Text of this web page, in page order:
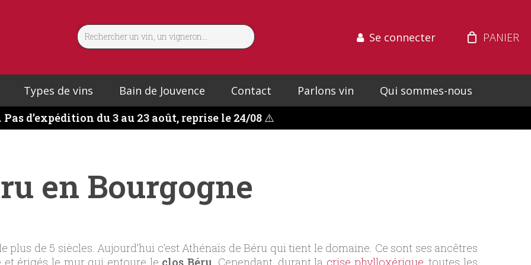
Se connecter
Types de vins Bain de Jouvence Contact Parlons vin
Qui sommes-nous
Pas d’expédition du 3 au 23 août, reprise le 24/08⚠️
en Bourgogne
plus de 5 siècles. Aujourd’hui c’est Athénaïs de Béru qui tient le domaine. Ce sont ses ancêtres
et érigés le mur qui entoure le clos Béru. Cependant, durant la crise phylloxérique, toutes les